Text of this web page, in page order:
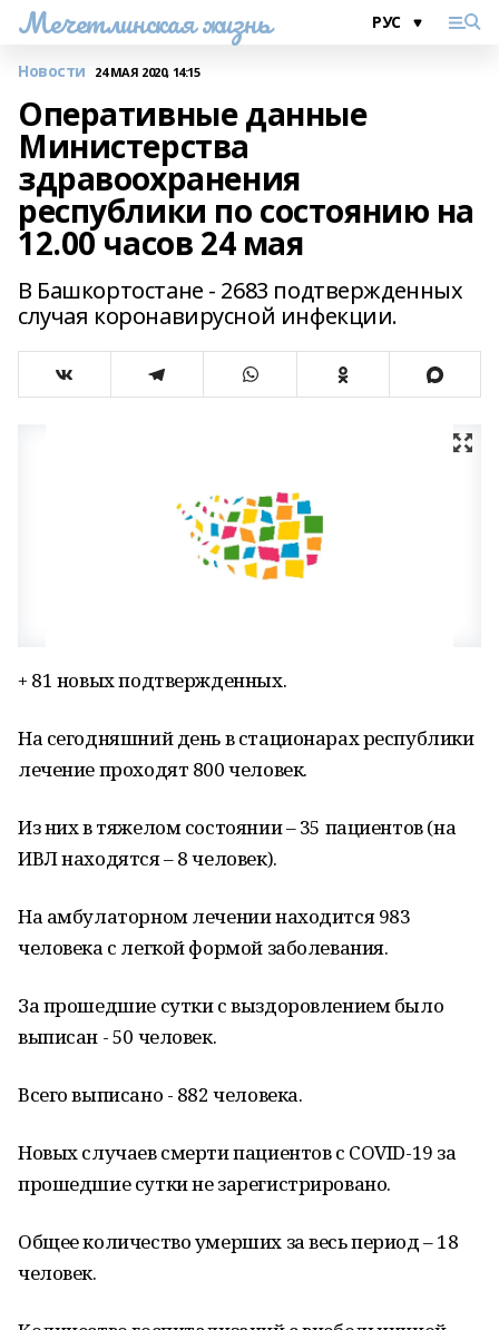
Мечетлинская жизнь
Новости 24 МАЯ 2020, 14:15
Оперативные данные
Министерства
здравоохранения
республики по состоянию на
12.00 часов 24 мая
В Башкортостане - 2683 подтвержденных
случая коронавирусной инфекции.
+ 81 новых подтвержденных.
На сегодняшний день в стационарах республики
лечение проходят 800 человек.
Из них в тяжелом состоянии – 35 пациентов (на
ИВЛ находятся – 8 человек).
На амбулаторном лечении находится 983
человека с легкой формой заболевания.
За прошедшие сутки с выздоровлением было
выписан - 50 человек.
Всего выписано - 882 человека.
Новых случаев смерти пациентов с COVID-19 за
прошедшие сутки не зарегистрировано.
Общее количество умерших за весь период – 18
человек.